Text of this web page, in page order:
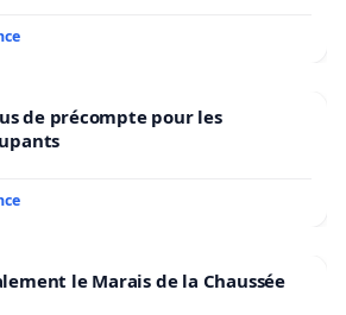
de précompte pour les
le Marais de la Chaussée